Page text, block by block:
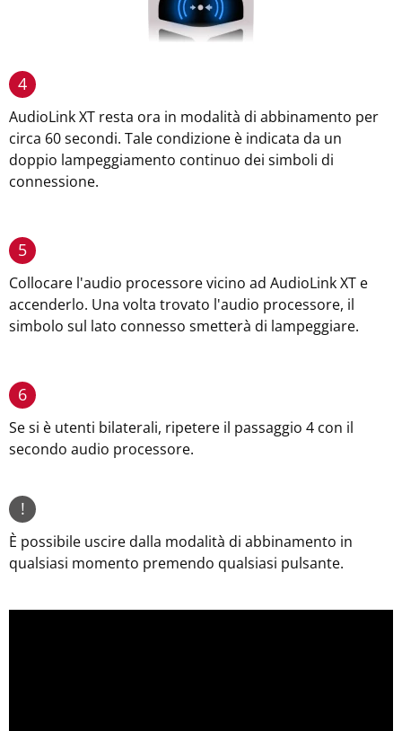
4
AudioLink XT resta ora in modalità di abbinamento per
circa 60 secondi. Tale condizione è indicata da un
doppio lampeggiamento continuo dei simboli di
connessione.
5
Collocare l'audio processore vicino ad AudioLink XT e
accenderlo. Una volta trovato l'audio processore, il
simbolo sul lato connesso smetterà di lampeggiare.
6
Se si è utenti bilaterali, ripetere il passaggio 4 con il
secondo audio processore.
!
È possibile uscire dalla modalità di abbinamento in
qualsiasi momento premendo qualsiasi pulsante.